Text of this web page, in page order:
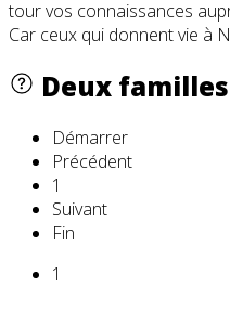
tour vos connaissances
Car ceux qui donnent vie à
Deux
Démarrer
Précédent
1
Suivant
Fin
1